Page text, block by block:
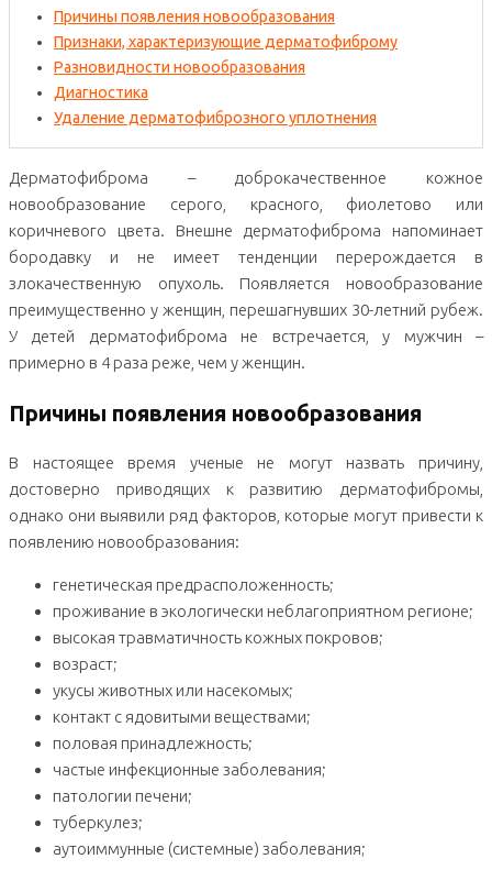
Причины появления новообразования
Признаки, характеризующие дерматофиброму
Разновидности новообразования
Диагностика
Удаление дерматофиброзного уплотнения
Дерматофиброма – доброкачественное кожное
новообразование серого, красного, фиолетово или
коричневого цвета. Внешне дерматофиброма напоминает
бородавку и не имеет тенденции перерождается в
злокачественную опухоль. Появляется новообразование
преимущественно у женщин, перешагнувших 30-летний рубеж.
У детей дерматофиброма не встречается, у мужчин –
примерно в 4 раза реже, чем у женщин.
Причины появления новообразования
В настоящее время ученые не могут назвать причину,
достоверно приводящих к развитию дерматофибромы,
однако они выявили ряд факторов, которые могут привести к
появлению новообразования:
генетическая предрасположенность;
проживание в экологически неблагоприятном регионе;
высокая травматичность кожных покровов;
возраст;
укусы животных или насекомых;
контакт с ядовитыми веществами;
половая принадлежность;
частые инфекционные заболевания;
патологии печени;
туберкулез;
аутоиммунные (системные) заболевания;